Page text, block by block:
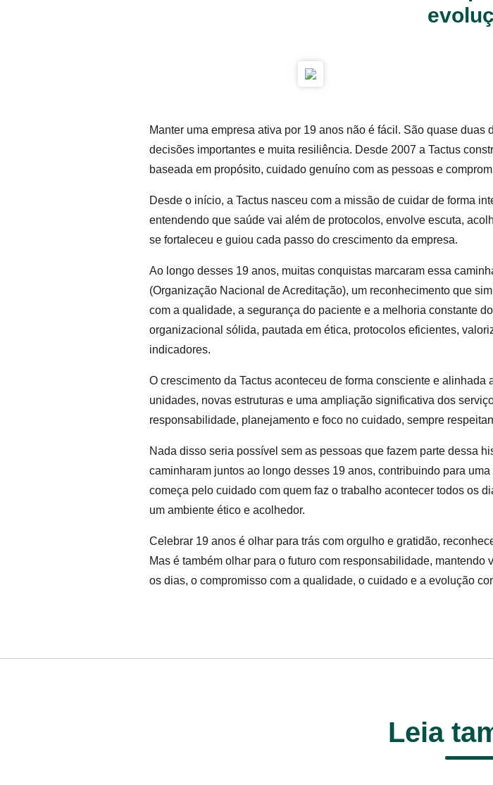
Manter uma empresa ativa por 19 anos não é fácil. São quase
decisões importantes e muita resiliência. Desde 2007 a Tactus
baseada em propósito, cuidado genuíno com as pessoas e
Desde o início, a Tactus nasceu com a missão de cuidar de forma
entendendo que saúde vai além de protocolos, envolve escuta,
se fortaleceu e guiou cada passo do crescimento da empresa.
Ao longo desses 19 anos, muitas conquistas marcaram essa
(Organização Nacional de Acreditação), um reconhecimento que
com a qualidade, a segurança do paciente e a melhoria constante
organizacional sólida, pautada em ética, protocolos eficientes,
indicadores.
O crescimento da Tactus aconteceu de forma consciente e
unidades, novas estruturas e uma ampliação significativa dos
responsabilidade, planejamento e foco no cuidado, sempre
Nada disso seria possível sem as pessoas que fazem parte dessa
caminharam juntos ao longo desses 19 anos, contribuindo para
começa pelo cuidado com quem faz o trabalho acontecer todos os
um ambiente ético e acolhedor.
Celebrar 19 anos é olhar para trás com orgulho e gratidão,
Mas é também olhar para o futuro com responsabilidade,
os dias, o compromisso com a qualidade, o cuidado e a evolução
Leia